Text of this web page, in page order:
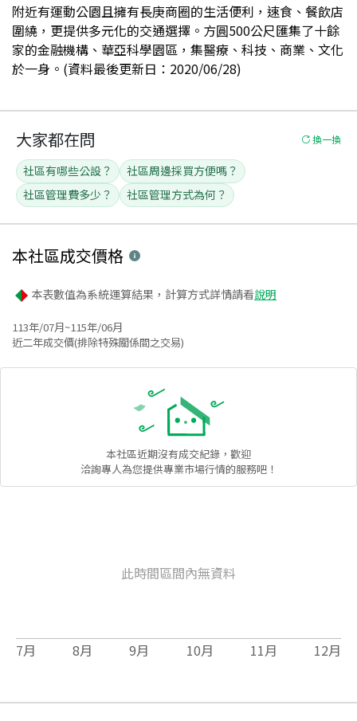
附近有運動公園且擁有長庚商圈的生活便利，速食、餐飲店
圍繞，更提供多元化的交通選擇。方圓500公尺匯集了十餘
家的金融機構、華亞科學園區，集醫療、科技、商業、文化
於一身。(資料最後更新日：2020/06/28)
大家都在問 換一換
社區有哪些公設？
社區周邊採買方便嗎？
社區管理費多少？
社區管理方式為何？
本社區成交價格
本表數值為系統運算結果，計算方式詳情請看說明
113年/07月~115年/06月
近二年成交價(排除特殊關係間之交易)
本社區近期沒有成交紀錄，歡迎
洽詢專人為您提供專業市場行情的服務吧！
此時間區間內無資料
7月 8月 9月 10月 11月 12月